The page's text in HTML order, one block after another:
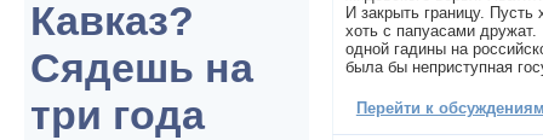
И закрыть границу. Пусть
хоть с папуасами
одной гадины на
была бы неприступная
Перейти к
Кавказ?
Сядешь на
три года